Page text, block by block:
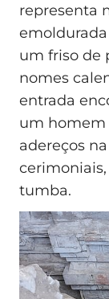
representa
um friso de
nomes
entrada
um homem
adereços
tumba.